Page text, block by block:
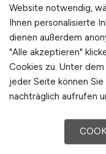
Jobs bei
Jobs bei
GmbH
Website notwendig,
Ihnen personalisierte
dienen außerdem
"Alle akzeptieren"
Cookies zu. Unter
jeder Seite können
nachträglich aufrufen